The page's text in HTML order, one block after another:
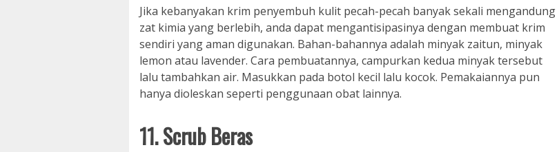
Jika kebanyakan krim penyembuh kulit pecah-pecah banyak sekali mengandung
zat kimia yang berlebih, anda dapat mengantisipasinya dengan membuat krim
sendiri yang aman digunakan. Bahan-bahannya adalah minyak zaitun, minyak
lemon atau lavender. Cara pembuatannya, campurkan kedua minyak tersebut
lalu tambahkan air. Masukkan pada botol kecil lalu kocok. Pemakaiannya pun
hanya dioleskan seperti penggunaan obat lainnya.
11. Scrub Beras